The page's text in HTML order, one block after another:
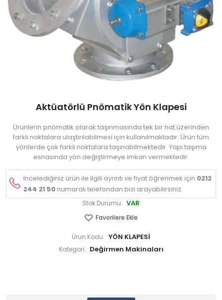
Aktüatörlü Pnömatik Yön Klapesi
Ürünlerin pnömatik olarak taşınmasında tek bir hat üzerinden
farklı noktalara ulaştırılabilmesi için kullanılmaktadır. Ürün tüm
yönlerde çok farklı noktalara taşınabilmektedir. Yapı taşıma
esnasında yön değiştirmeye imkan vermektedir.
İncelediğiniz ürün ile ilgili ayrıntı ve fiyat öğrenmek için 0212
244 21 50numaralı telefondan bizi arayabilirsiniz.
Stok Durumu: VAR
Favorilere Ekle
Ürün Kodu: YÖN KLAPESİ
Kategori: Değirmen Makinaları